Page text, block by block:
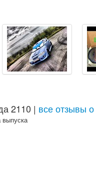
2110 | все отзывы
выпуска